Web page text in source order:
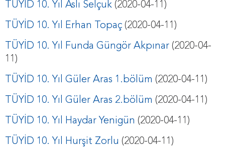
TÜYİD 10. Yıl Aslı Selçuk (2020-04-11)
TÜYİD 10. Yıl Erhan Topaç (2020-04-11)
TÜYİD 10. Yıl Funda Güngör Akpınar (2020-04-
11)
TÜYİD 10. Yıl Güler Aras 1.bölüm (2020-04-11)
TÜYİD 10. Yıl Güler Aras 2.bölüm (2020-04-11)
TÜYİD 10. Yıl Haydar Yenigün (2020-04-11)
TÜYİD 10. Yıl Hurşit Zorlu (2020-04-11)